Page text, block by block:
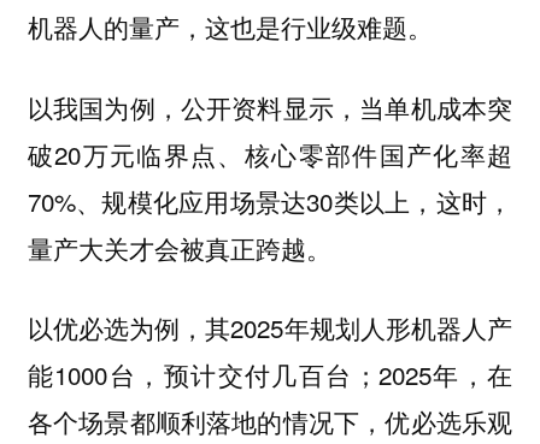
机器人的量产，这也是行业级难题。
以我国为例，公开资料显示，当单机成本突
破20万元临界点、核心零部件国产化率超
70%、规模化应用场景达30类以上，这时，
量产大关才会被真正跨越。
以优必选为例，其2025年规划人形机器人产
能1000台，预计交付几百台；2025年，在
各个场景都顺利落地的情况下，优必选乐观